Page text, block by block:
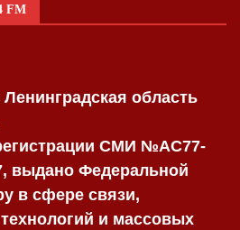
FM
область
СМИ №AC77-
выдано Федеральной
в сфере связи,
и массовых